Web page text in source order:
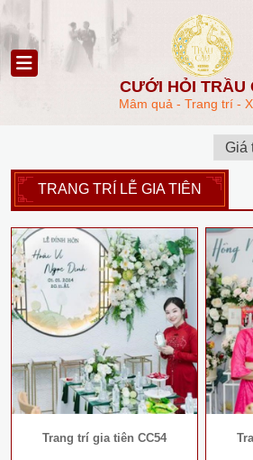
CƯỚI HỎI TRẦU
Mâm quả - Trang trí -
TRANG TRÍ LỄ GIA TIÊN
Trang trí gia tiên CC54